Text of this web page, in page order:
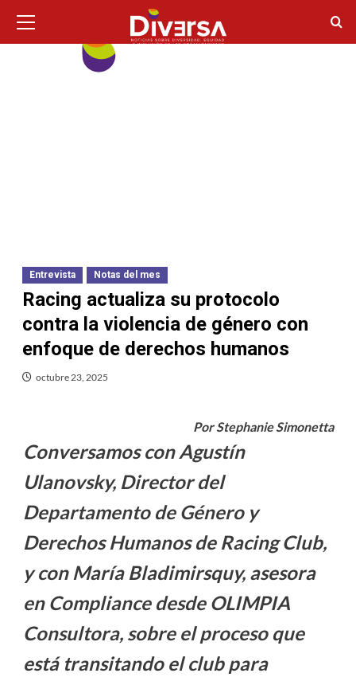
contenido
principal
Entrevista Notas del mes
Racing actualiza su protocolo
contra la violencia de género con
enfoque de derechos humanos
octubre 23, 2025
Por Stephanie Simonetta
Conversamos con Agustín
Ulanovsky, Director del
Departamento de Género y
Derechos Humanos de Racing Club,
y con María Bladimirsquy, asesora
en Compliance desde OLIMPIA
Consultora, sobre el proceso que
está transitando el club para